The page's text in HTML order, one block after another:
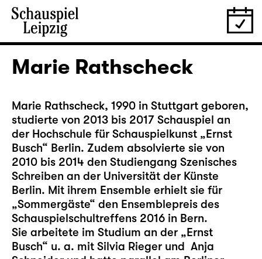
Marie Rathscheck
Marie Rathscheck, 1990 in Stuttgart geboren,
studierte von 2013 bis 2017 Schauspiel an
der Hochschule für Schauspielkunst „Ernst
Busch“ Berlin. Zudem absolvierte sie von
2010 bis 2014 den Studiengang Szenisches
Schreiben an der Universität der Künste
Berlin. Mit ihrem Ensemble erhielt sie für
„Sommergäste“ den Ensemblepreis des
Schauspielschultreffens 2016 in Bern.
Sie arbeitete im Studium an der „Ernst
Busch“ u. a. mit Silvia Rieger und Anja